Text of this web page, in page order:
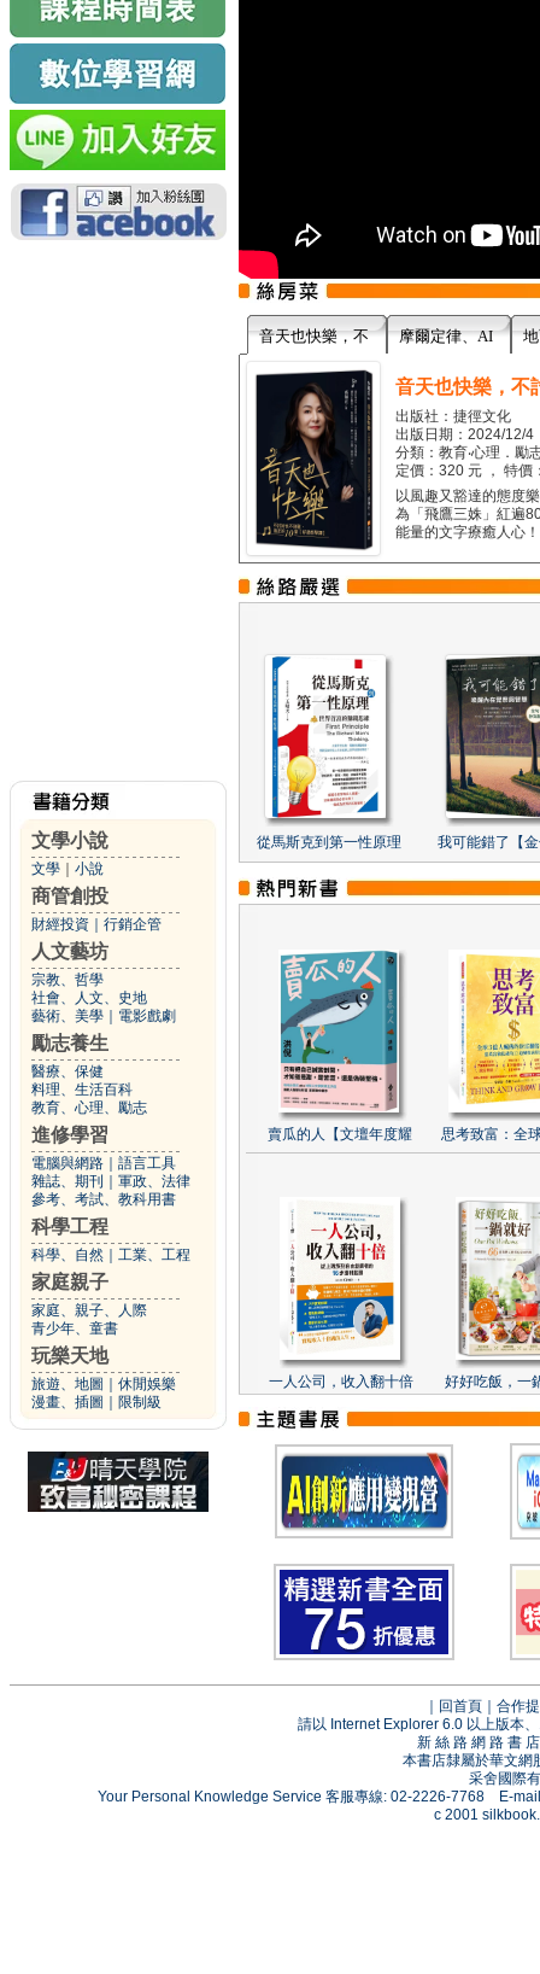
文學小說
文學 小說
商管創投
財經投資 行銷企管
人文藝坊
宗教、哲學
社會、人文、史地
藝術、美學
電影戲劇
勵志養生
醫療、保健
料理、生活百科
教育、心理、勵志
進修學習
電腦與網路
語言工具
雜誌、期刊
軍政、法律
參考、考試、教科用書
科學工程
科學、自然 工業、工程
家庭親子
家庭、親子、人際
青少年、童書
玩樂天地
旅遊、地圖
休閒娛樂
漫畫、插圖
限制級
音天也快樂，不 摩爾定律、AI
音天也快樂，不
出版社：捷徑文化
出版日期：2024/12/4
分類：教育‧心理．勵
定價：320 元 ， 特價
以風趣又豁達的態度
為「飛鷹三姝」紅遍
能量的文字療癒人心
從馬斯克到第一性原理 我可能錯了【
賣瓜的人【文壇年度耀 思考致富：全
一人公司，收入翻十倍 好好吃飯，一
回首頁
合作
請以 Internet Explorer 6.0 以上版本
新 絲 路 網 路 書
本書店隸屬於華文網
采舍國際
Your Personal Knowledge Service 客服專線: 02-2226-7768 E-
c 2001